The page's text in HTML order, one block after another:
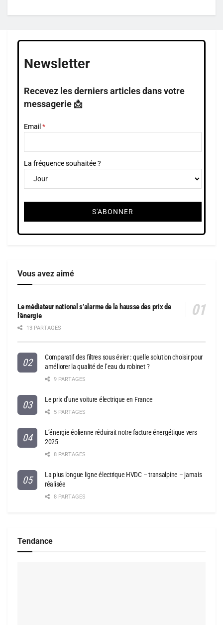
Newsletter
Recevez les derniers articles dans votre
messagerie 📩
Email
La fréquence souhaitée ?
Vous avez aimé
Le médiateur national s’alarme de la hausse des prix de
l’énergie
13 PARTAGES
Comparatif des filtres sous évier : quelle solution choisir pour
améliorer la qualité de l’eau du robinet ?
9 PARTAGES
Le prix d’une voiture électrique en France
5 PARTAGES
L’énergie éolienne réduirait notre facture énergétique vers
2025
8 PARTAGES
La plus longue ligne électrique HVDC – transalpine – jamais
réalisée
8 PARTAGES
Tendance